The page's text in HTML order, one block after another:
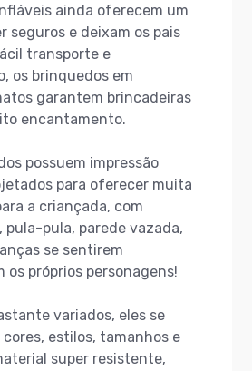
ainda oferecem um
seguros e deixam os pais
transporte e
os brinquedos em
garantem brincadeiras
encantamento.
possuem impressão
para oferecer muita
a criançada, com
pula-pula, parede vazada,
se sentirem
os próprios personagens!
variados, eles se
estilos, tamanhos e
super resistente,